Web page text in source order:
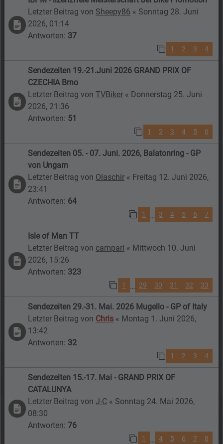
Letzter Beitrag von Sheepy86 « Sonntag 28. Juni
2026, 01:14
Antworten: 37
1 2 3 4
Sendezeiten 19.-21.Juni 2026 GRAND PRIX OF
CZECHIA Brno
Letzter Beitrag vonTVBiker « Donnerstag 25. Juni
2026, 21:36
Antworten: 51
1 2 3 4 5 6
Sendezeiten 05. - 07. Juni. 2026, Balatonring - GP
von Ungarn
Letzter Beitrag von Olaschir « Freitag 12. Juni 2026,
23:41
Antworten: 64
1 … 3 4 5 6 7
Isle of Man TT
Letzter Beitrag von campari « Mittwoch 10. Juni
2026, 15:26
Antworten: 323
1 … 29 30 31 32 33
Sendezeiten 29.-31. Mai. 2026 Mugello - GP of Italy
Letzter Beitrag von Chris « Montag 1. Juni 2026,
13:42
Antworten: 32
1 2 3 4
Sendezeiten 15.-17. Mai - GRAND PRIX OF
CATALUNYA
Letzter Beitrag vonJ-C « Sonntag 24. Mai 2026,
08:30
Antworten:76
1 … 4 5 6 7 8